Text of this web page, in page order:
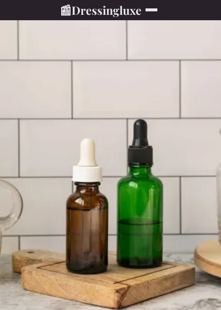
📰Dressingluxe